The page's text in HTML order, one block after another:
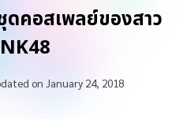
ดคอสเพลย์ของสาว
on January 24, 2018